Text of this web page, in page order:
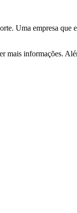
Uma empresa
informações.